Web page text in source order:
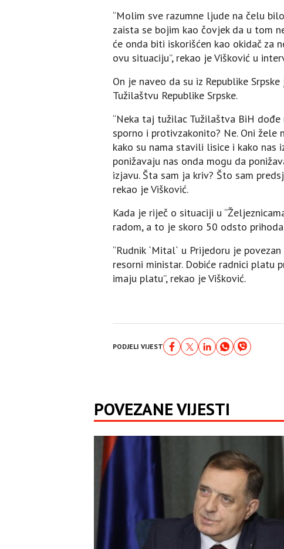
“Molim sve razumne ljude na čelu
zaista se bojim kao čovjek da u tom
će onda biti iskorišćen kao okidač za
ovu situaciju”, rekao je Višković u
On je naveo da su iz Republike
Tužilaštvu Republike Srpske.
“Neka taj tužilac Tužilaštva BiH
sporno i protivzakonito? Ne. Oni žele
kako su nama stavili lisice i kako nas
ponižavaju nas onda mogu da
izjavu. Šta sam ja kriv? Što sam
rekao je Višković.
Kada je riječ o situaciji u
radom, a to je skoro 50 odsto prihoda
“Rudnik `Mital` u Prijedoru je
resorni ministar. Dobiće radnici platu
imaju platu”, rekao je Višković.
PODJELI VIJEST
POVEZANE VIJESTI